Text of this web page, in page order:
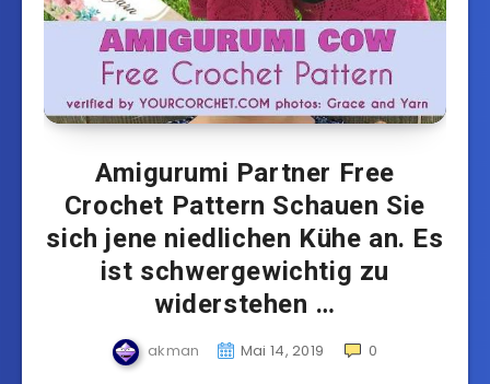
Amigurumi Partner Free
Crochet Pattern Schauen Sie
sich jene niedlichen Kühe an. Es
ist schwergewichtig zu
widerstehen …
akman Mai 14, 2019 0